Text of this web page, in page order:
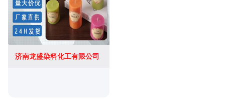
济南龙盛染料化工有限公司